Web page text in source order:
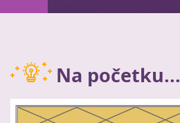
Na početku...